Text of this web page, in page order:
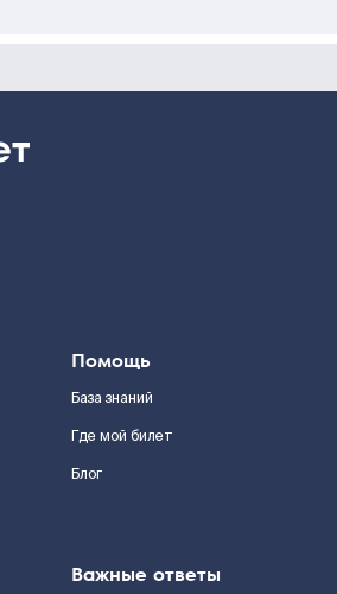
Помощь
База знаний
Где мой билет
Блог
Важные ответы